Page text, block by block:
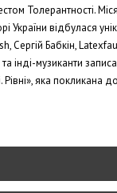
Толерантності.
України відбулася
Сергій Бабкін,
інді-музиканти
Рівні», яка покликана